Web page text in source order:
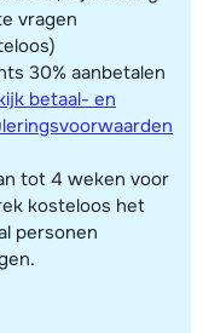
vragen
30% aanbetalen
betaal- en
tot 4 weken voor
kosteloos het
personen